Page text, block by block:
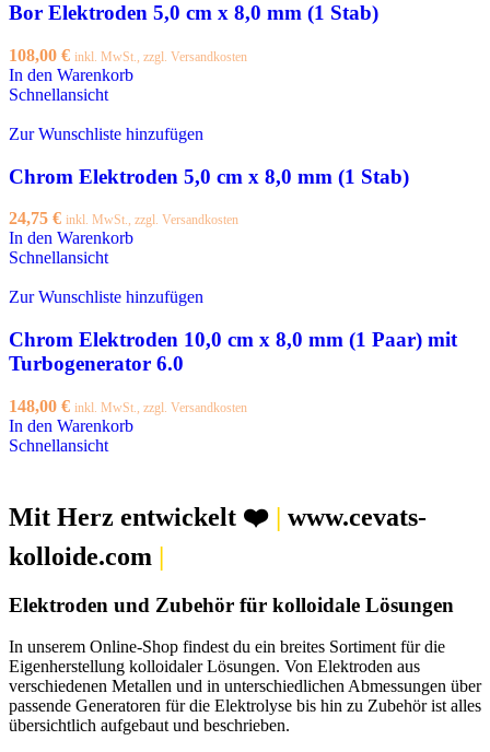
Bor Elektroden 5,0 cm x 8,0 mm (1 Stab)
108,00 € inkl. MwSt., zzgl. Versandkosten
In den Warenkorb
Schnellansicht
Zur Wunschliste hinzufügen
Chrom Elektroden 5,0 cm x 8,0 mm (1 Stab)
24,75 € inkl. MwSt., zzgl. Versandkosten
In den Warenkorb
Schnellansicht
Zur Wunschliste hinzufügen
Chrom Elektroden 10,0 cm x 8,0 mm (1 Paar) mit
Turbogenerator 6.0
148,00 € inkl. MwSt., zzgl. Versandkosten
In den Warenkorb
Schnellansicht
Mit Herz entwickelt ❤️ | www.cevats-
kolloide.com |
Elektroden und Zubehör für kolloidale Lösungen
In unserem Online-Shop findest du ein breites Sortiment für die
Eigenherstellung kolloidaler Lösungen. Von Elektroden aus
verschiedenen Metallen und in unterschiedlichen Abmessungen über
passende Generatoren für die Elektrolyse bis hin zu Zubehör ist alles
übersichtlich aufgebaut und beschrieben.